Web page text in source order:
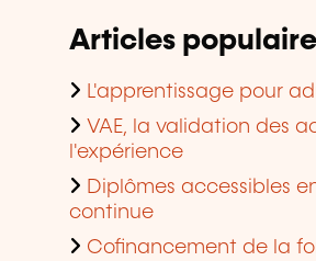
Articles
L'apprentissage pour
VAE, la validation des
l'expérience
Diplômes accessibles
continue
Cofinancement de la